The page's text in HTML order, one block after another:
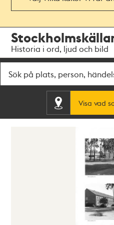
navigationen
huvudinnehållet
Historia i ord, ljud och bild
Visa vad